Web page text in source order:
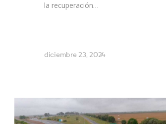
la recuperación…
diciembre 23, 2024